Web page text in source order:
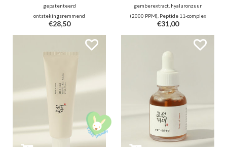
gepatenteerd
ontstekingsremmend
gemberextractwater, Peptide 11-
complex (2000 PPM) en
niacinamide, deze crème helpt de
huidtextuur glad te maken en de
€28,50
gemberextract, hyaluronzuur
(2000 PPM), Peptide 11-complex
en verschillende kalmerende
ingrediënten om de beschadigde
huidbarrière te kalmeren, op te
helderen, te hydrateren en ook te
€31,00